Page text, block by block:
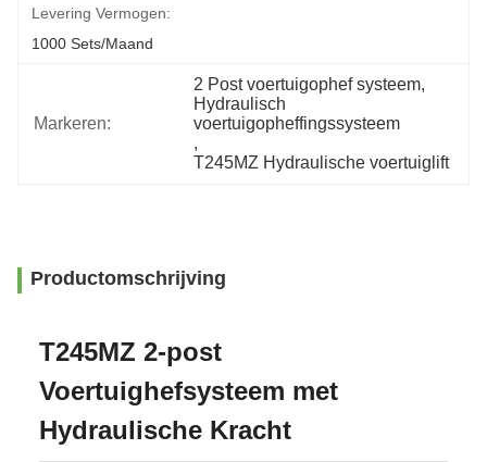
Levering Vermogen:
1000 Sets/maand
Markeren:
2 Post voertuigophef systeem,
Hydraulisch
voertuigopheffingssysteem
,
T245MZ Hydraulische voertuiglift
Productomschrijving
T245MZ 2-post
Voertuighefsysteem met
Hydraulische Kracht